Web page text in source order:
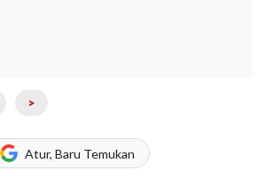
>
Atur, Baru Temukan